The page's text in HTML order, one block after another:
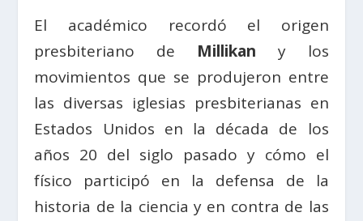
El académico recordó el origen
presbiteriano de Millikan y los
movimientos que se produjeron entre
las diversas iglesias presbiterianas en
Estados Unidos en la década de los
años 20 del siglo pasado y cómo el
físico participó en la defensa de la
historia de la ciencia y en contra de las